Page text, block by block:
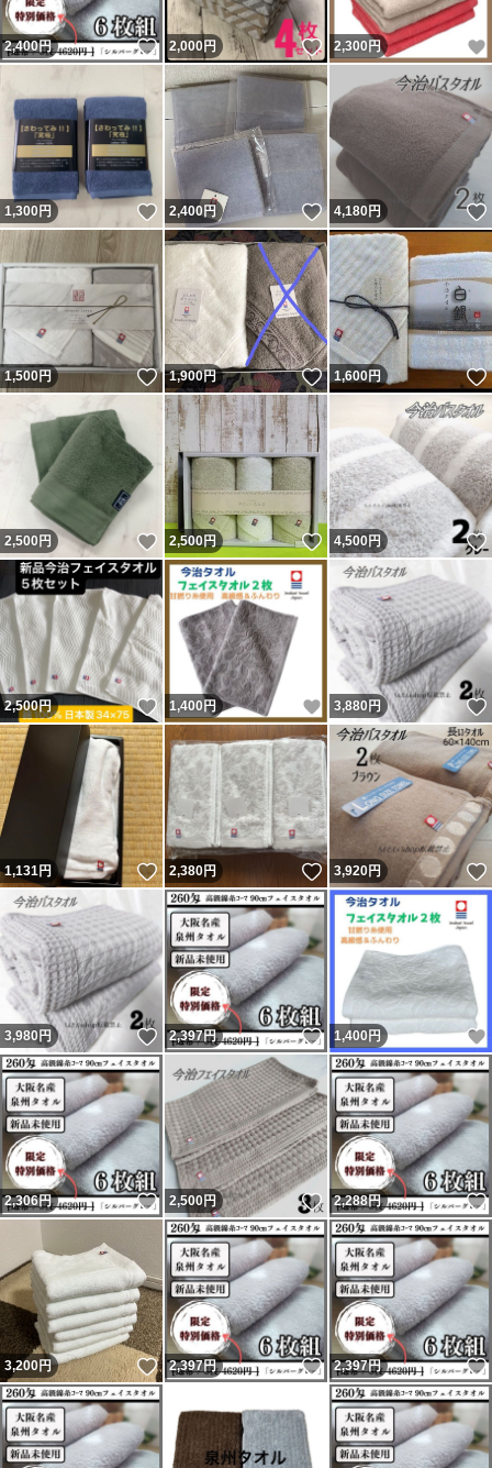
2,400円 いいね！
2,000円 いいね！
2,300 円
1,300円 いいね！
2,400円 いいね！
4,180円
1,500円 いいね！
1,900円 いいね！
1,600円
2,500円 いいね！
2,500円 いいね！
4,500円
2,500円 いいね！
1,400 円 いいね！
3,880円
1,131円 いいね！
2,380円 いいね！
3,920円
3,980 円 いいね！
2,397円 いいね！
1,400円
2,306円 いいね！
2,500円 いいね！
2,288円
3,200円 いいね！
2,397円 いいね！
2,397円